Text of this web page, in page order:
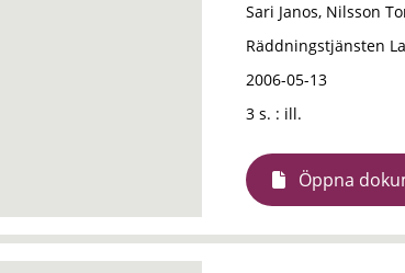
Sari Janos, Nilsson
Räddningstjänsten
2006-05-13
3 s. : ill.
Öppna